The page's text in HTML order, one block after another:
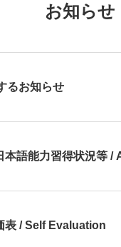
お知らせ
るお知らせ
語能力習得状況等 /
/ Self Evaluation